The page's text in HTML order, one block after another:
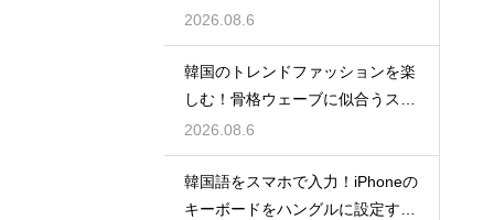
手する理由
2026.08.6
韓国のトレンドファッションを楽
しむ！骨格ウェーブに似合うスタ
イルの特徴
2026.08.6
韓国語をスマホで入力！iPhoneの
キーボードをハングルに設定する